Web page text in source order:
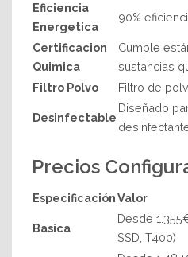
Eficiencia
Energetica
90%
Certificacion
Quimica
Cumple
sustancias
Filtro Polvo
Filtro de
Desinfectable
Diseñado
Precios
EspecificaciónValor
Basica
Desde
SSD, T400)